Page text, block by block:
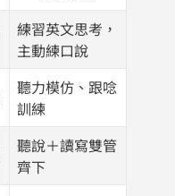
練習英文思考，
主動練口說
聽力模仿、跟唸
訓練
聽說＋讀寫雙管
齊下